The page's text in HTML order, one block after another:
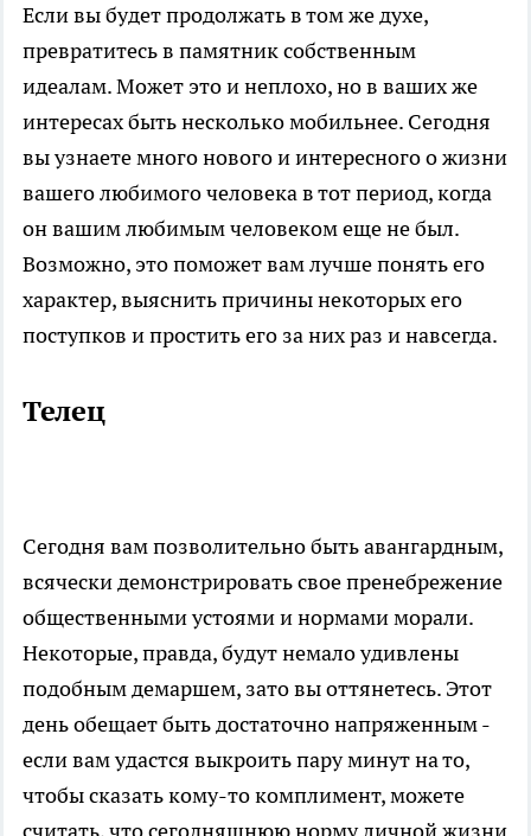
Если вы будет продолжать в том же духе,
превратитесь в памятник собственным
идеалам. Может это и неплохо, но в ваших же
интересах быть несколько мобильнее. Сегодня
вы узнаете много нового и интересного о жизни
вашего любимого человека в тот период, когда
он вашим любимым человеком еще не был.
Возможно, это поможет вам лучше понять его
характер, выяснить причины некоторых его
поступков и простить его за них раз и навсегда.
Телец
Сегодня вам позволительно быть авангардным,
всячески демонстрировать свое пренебрежение
общественными устоями и нормами морали.
Некоторые, правда, будут немало удивлены
подобным демаршем, зато вы оттянетесь. Этот
день обещает быть достаточно напряженным -
если вам удастся выкроить пару минут на то,
чтобы сказать кому-то комплимент, можете